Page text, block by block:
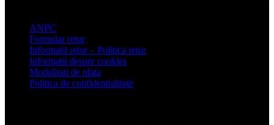
ANPC
Formular retur
Informatii retur – Politica retur
Informatii despre cookies
Modalitati de plata
Politica de confidentialitate